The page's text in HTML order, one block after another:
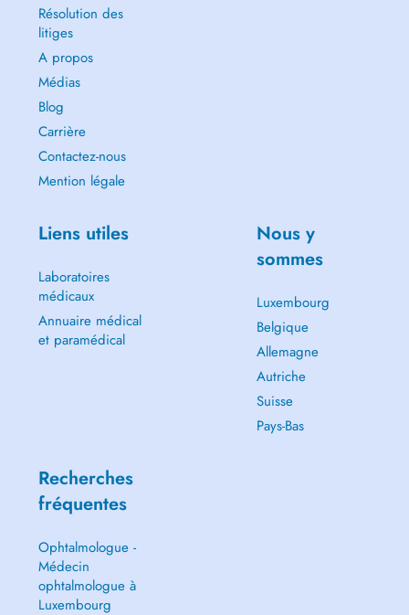
Résolution des
litiges
A propos
Médias
Blog
Carrière
Contactez-nous
Mention légale
Liens utiles
Laboratoires
médicaux
Annuaire médical
et paramédical
Nous y
sommes
Luxembourg
Belgique
Allemagne
Autriche
Suisse
Pays-Bas
Recherches
fréquentes
Ophtalmologue -
Médecin
ophtalmologue à
Luxembourg